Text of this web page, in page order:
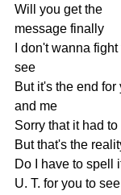
Will
you get the
message finally
don't wanna fight
see
But it's the end for
and me
Sorry that it had to
But that's the
Do
have to spell
U. T. for you to see